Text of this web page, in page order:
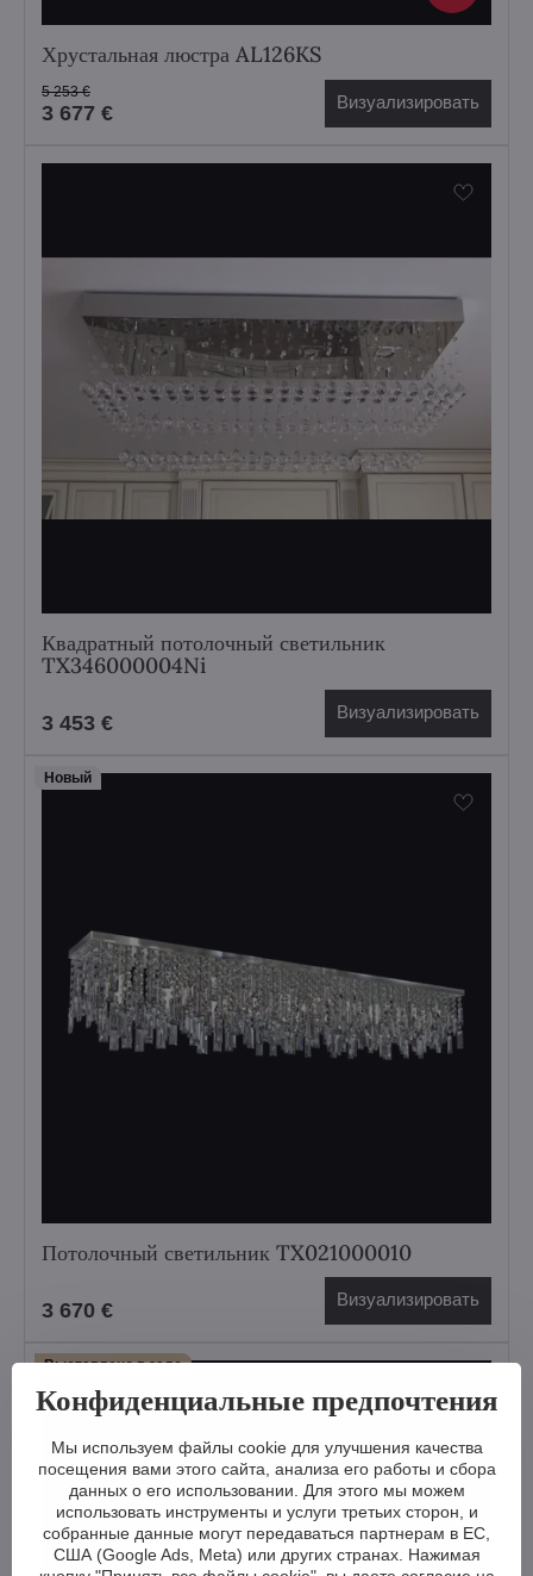
Хрустальная люстра AL126KS
3 677 €
5 253 € Визуализировать
Квадратный потолочный светильник
TX346000004Ni
3 453 € Визуализировать
Hовый
Потолочный светильник TX021000010
3 670 € Визуализировать
Выставлено в зале
Конфиденциальные предпочтения
Мы используем файлы cookie для улучшения качества
посещения вами этого сайта, анализа его работы и сбора
данных о его использовании. Для этого мы можем
использовать инструменты и услуги третьих сторон, и
собранные данные могут передаваться партнерам в ЕС,
США (Google Ads, Meta) или других странах. Нажимая